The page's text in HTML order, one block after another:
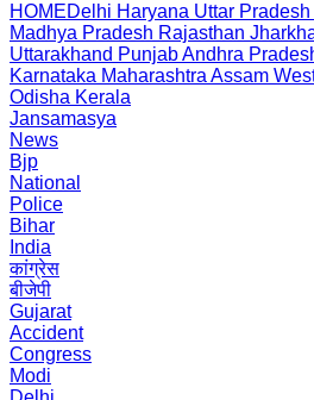
HOMEDelhi Haryana Uttar Pradesh
Madhya Pradesh Rajasthan
Uttarakhand PunjabAndhra
Karnataka Maharashtra Assam
Odisha Kerala
Jansamasya
News
Bjp
National
Police
Bihar
India
कांग्रेस
बीजेपी
Gujarat
Accident
Congress
Modi